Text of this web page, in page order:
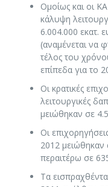
Ομοίως και οι
κάλυψη
6.004.000 εκατ.
(αναμένεται να
τέλος του
επίπεδα για το
Οι κρατικές
λειτουργικές
μειώθηκαν σε
Οι
2012 μειώθηκαν
περαιτέρω σε
Τα